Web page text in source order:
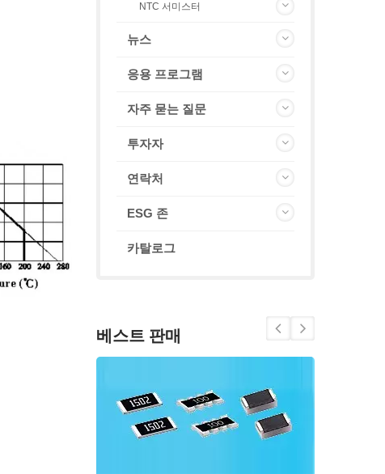
NTC 서미스터
뉴스
응용 프로그램
자주 묻는 질문
투자자
연락처
ESG 존
카탈로그
베스트 판매